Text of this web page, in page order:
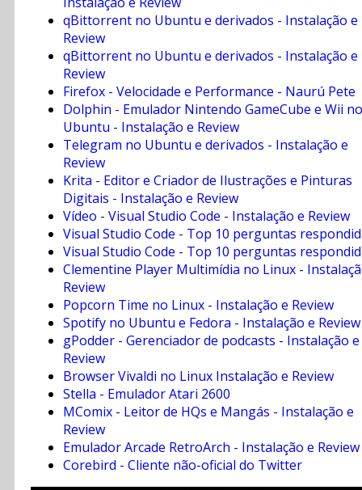
qBittorrent no Ubuntu e derivados - Instalação e
Review
qBittorrent no Ubuntu e derivados - Instalação e
Review
Firefox - Velocidade e Performance - Naurú Pete
Dolphin - Emulador Nintendo GameCube e Wii no
Ubuntu - Instalação e Review
Telegram no Ubuntu e derivados - Instalação e
Review
Krita - Editor e Criador de Ilustrações e Pinturas
Digitais - Instalação e Review
Vídeo - Visual Studio Code - Instalação e Review
Visual Studio Code - Top 10 perguntas
Visual Studio Code - Top 10 perguntas
Clementine Player Multimídia no Linux -
Review
Popcorn Time no Linux - Instalação e Review
Spotify no Ubuntu e Fedora - Instalação e Review
gPodder - Gerenciador de podcasts - Instalação e
Review
Browser Vivaldi no Linux Instalação e Review
Stella - Emulador Atari 2600
MComix - Leitor de HQs e Mangás - Instalação e
Review
Emulador Arcade RetroArch - Instalação e Review
Corebird - Cliente não-oficial do Twitter